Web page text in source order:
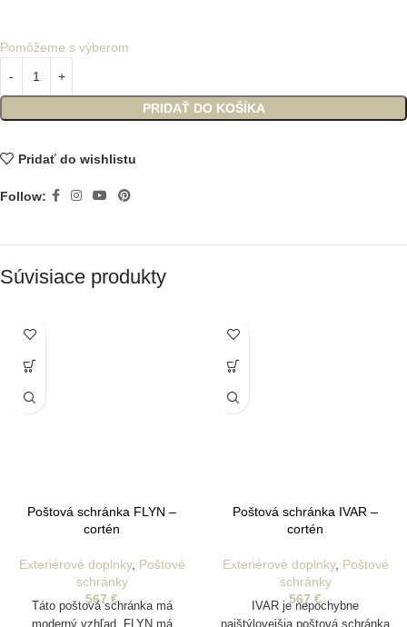
PRIDAŤ DO KOŠÍKA
Pomôžeme s výberom
Pridať do wishlistu
Follow:
Súvisiace produkty
Poštová schránka FLYN –
cortén
Exteriérové doplnky, Poštové
schránky
567 €
Táto poštová schránka má
Poštová schránka IVAR –
cortén
Exteriérové doplnky, Poštové
schránky
567 €
IVAR je nepochybne